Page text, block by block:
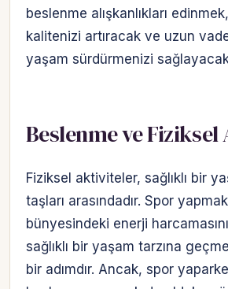
beslenme alışkanlıkları
kalitenizi artıracak ve uzun
yaşam sürdürmenizi
Beslenme ve
Fiziksel aktiviteler, sağlıklı bir
taşları arasındadır. Spor
bünyesindeki enerji
sağlıklı bir yaşam tarzına
bir adımdır. Ancak, spor